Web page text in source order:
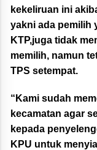
kekeliruan ini
yakni ada pemilih
KTP,juga tidak
memilih, namun
TPS setempat.
“Kami sudah
kecamatan agar
kepada
KPU untuk